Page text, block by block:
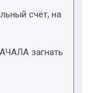
счёт, на
загнать